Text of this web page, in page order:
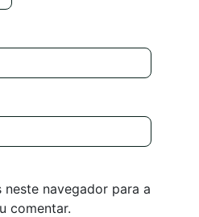
neste navegador para a
comentar.